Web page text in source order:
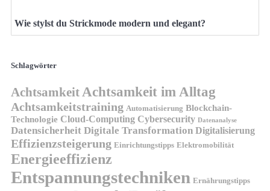
Wie stylst du Strickmode modern und elegant?
Schlagwörter
AchtsamkeitAchtsamkeit im Alltag
Achtsamkeitstraining Automatisierung Blockchain-
Technologie Cloud-Computing Cybersecurity Datenanalyse
Datensicherheit Digitale Transformation Digitalisierung
Effizienzsteigerung Einrichtungstipps Elektromobilität
Energieeffizienz
Entspannungstechniken Ernährungstipps